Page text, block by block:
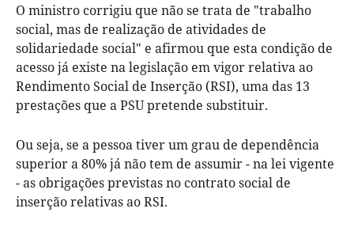
O ministro corrigiu que não se trata de "trabalho
social, mas de realização de atividades de
solidariedade social" e afirmou que esta condição de
acesso já existe na legislação em vigor relativa ao
Rendimento Social de Inserção (RSI), uma das 13
prestações que a PSU pretende substituir.
Ou seja, se a pessoa tiver um grau de dependência
superior a 80% já não tem de assumir - na lei vigente
- as obrigações previstas no contrato social de
inserção relativas ao RSI.